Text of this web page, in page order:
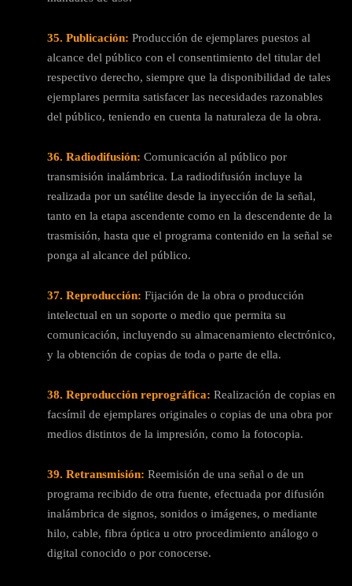
35. Publicación: Producción de ejemplares puestos al
alcance del público con el consentimiento del titular del
respectivo derecho, siempre que la disponibilidad de tales
ejemplares permita satisfacer las necesidades razonables
del público, teniendo en cuenta la naturaleza de la obra.
36. Radiodifusión: Comunicación al público por
transmisión inalámbrica. La radiodifusión incluye la
realizada por un satélite desde la inyección de la señal,
tanto en la etapa ascendente como en la descendente de la
trasmisión, hasta que el programa contenido en la señal se
ponga al alcance del público.
37. Reproducción: Fijación de la obra o producción
intelectual en un soporte o medio que permita su
comunicación, incluyendo su almacenamiento electrónico,
y la obtención de copias de toda o parte de ella.
38. Reproducción reprográfica: Realización de copias en
facsímil de ejemplares originales o copias de una obra por
medios distintos de la impresión, como la fotocopia.
39. Retransmisión: Reemisión de una señal o de un
programa recibido de otra fuente, efectuada por difusión
inalámbrica de signos, sonidos o imágenes, o mediante
hilo, cable, fibra óptica u otro procedimiento análogo o
digital conocido o por conocerse.